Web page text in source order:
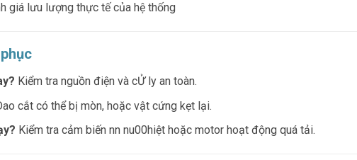
giá lưu lượng thực tế của hệ thống
Kiểm tra nguồn điện và cỬ ly an toàn.
cắt có thể bị mòn, hoặc vật cứng kẹt lại.
Kiểm tra cảm biến nn nu00hiệt hoặc motor hoạt động quá tải.